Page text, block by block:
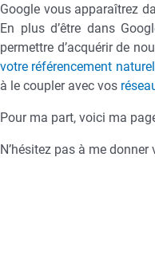
Google vous apparaîtrez
En plus d’être dans
permettre d’acquérir de
votre référencement naturel
à le coupler avec vos
Pour ma part, voici ma
N’hésitez pas à me donner